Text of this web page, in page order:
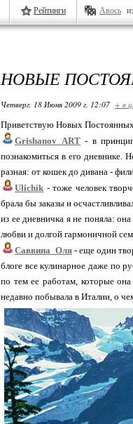
Рейтинги Авось
НОВЫЕ
Четверг, 18 Июня 2009 г. 12:07 + в
Приветствую Новых
Grishanov_ART - в
познакомиться в его дневнике.
разная: от кошек до дивана -
Ulichik - тоже человек
брала бы заказы и
из ее дневничка я не поняла:
любви и долгой гармоничной
Саввина_Оля - еще один
блоге все кулинарное даже по
по тем ее работам, которые
недавно побывала в Италии, о